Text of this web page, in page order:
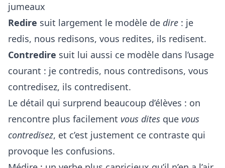
jumeaux
Redire suit largement le modèle de dire : je
redis, nous redisons, vous redites, ils redisent.
Contredire suit lui aussi ce modèle dans l’usage
courant : je contredis, nous contredisons, vous
contredisez, ils contredisent.
Le détail qui surprend beaucoup d’élèves : on
rencontre plus facilement vous dites que vous
contredisez, et c’est justement ce contraste qui
provoque les confusions.